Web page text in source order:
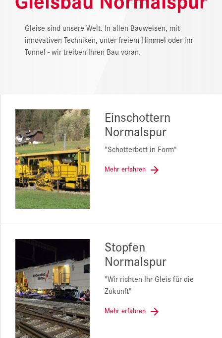
NEWS
Gleise sind unsere Welt. In allen Bauweisen, mit
innovativen Techniken, unter freiem Himmel oder im
Tunnel - wir treiben Ihren Bau voran.
Einschottern
Normalspur
"Schotterbett in Form"
Mehr erfahren
Stopfen
Normalspur
"Wir richten Ihr Gleis für die
Zukunft"
Mehr erfahren